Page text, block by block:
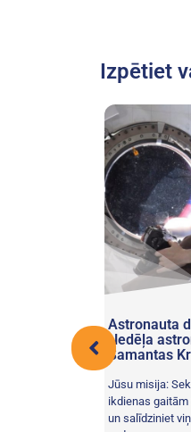
Izpētiet
līdzsvaru
Astronauta
Nedēļa
Samantas
Jūsu misija:
ikdienas gaitām
un salīdziniet